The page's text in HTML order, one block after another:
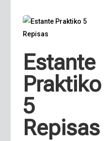
Estante
Praktiko
5
Repisas